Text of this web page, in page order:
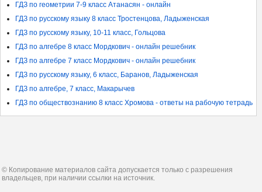
ГДЗ по геометрии 7-9 класс Атанасян - онлайн
ГДЗ по русскому языку 8 класс Тростенцова, Ладыженская
ГДЗ по русскому языку, 10-11 класс, Гольцова
ГДЗ по алгебре 8 класс Мордкович - онлайн решебник
ГДЗ по алгебре 7 класс Мордкович - онлайн решебник
ГДЗ по русскому языку, 6 класс, Баранов, Ладыженская
ГДЗ по алгебре, 7 класс, Макарычев
ГДЗ по обществознанию 8 класс Хромова - ответы на рабочую тетрадь
© Копирование материалов сайта допускается только с разрешения
владельцев, при наличии ссылки на источник.